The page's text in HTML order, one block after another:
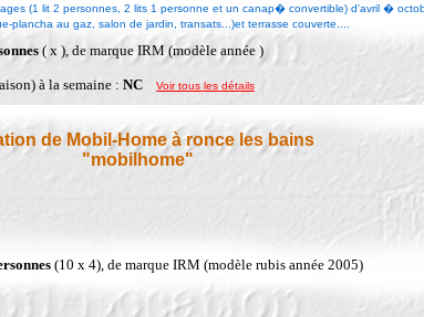
(1 lit 2 personnes, 2 lits 1 personne et un canap� convertible) d'avril �
plancha au gaz, salon de jardin, transats...)et terrasse couverte....
( x ), de marque IRM (modèle année )
à la semaine : NC Voir tous les détails
de Mobil-Home à ronce les bains
"mobilhome"
(10 x 4), de marque IRM (modèle rubis année 2005)